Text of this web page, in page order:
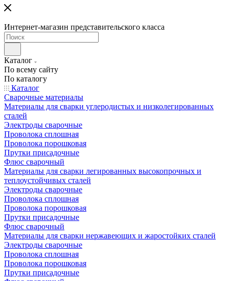
Интернет-магазин представительского класса
Каталог
По всему сайту
По каталогу
Каталог
Сварочные материалы
Материалы для сварки углеродистых и низколегированных
сталей
Электроды сварочные
Проволока сплошная
Проволока порошковая
Прутки присадочные
Флюс сварочный
Материалы для сварки легированных высокопрочных и
теплоустойчивых сталей
Электроды сварочные
Проволока сплошная
Проволока порошковая
Прутки присадочные
Флюс сварочный
Материалы для сварки нержавеющих и жаростойких сталей
Электроды сварочные
Проволока сплошная
Проволока порошковая
Прутки присадочные